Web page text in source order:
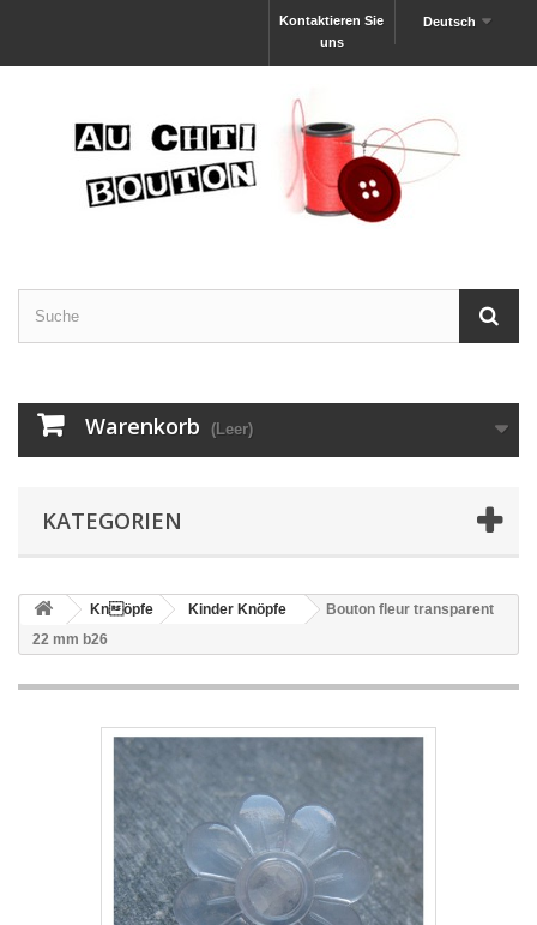
Deutsch
Kontaktieren Sie
uns
Warenkorb (Leer)
KATEGORIEN
Knöpfe Kinder Knöpfe
Bouton fleur transparent
22 mm b26